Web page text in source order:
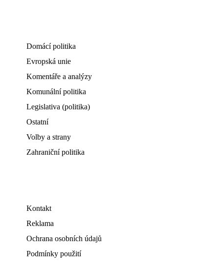
Domácí politika
Evropská unie
Komentáře a analýzy
Komunální politika
Legislativa (politika)
Ostatní
Volby a strany
Zahraniční politika
Kontakt
Reklama
Ochrana osobních údajů
Podmínky použití